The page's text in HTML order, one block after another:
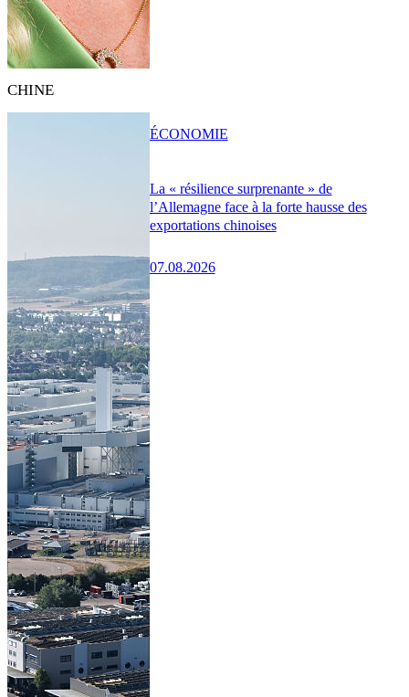
CHINE
La « résilience surprenante » de
l’Allemagne face à la forte hausse des
exportations chinoises
07.08.2026
ÉCONOMIE